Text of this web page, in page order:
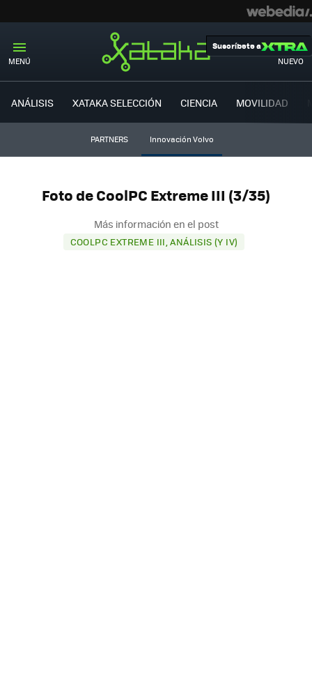
MENÚ NUEVO
Suscríbete a
ANÁLISIS XATAKA SELECCIÓN CIENCIA MOVILIDAD
PARTNERS Innovación Volvo
Foto de CoolPC Extreme III (3/35)
Más información en el post
COOLPC EXTREME III, ANÁLISIS (Y IV)